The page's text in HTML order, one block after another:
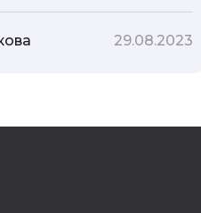
ДНК-тесты, онлайн-
мы сделали для
статей блога
29.08.2023